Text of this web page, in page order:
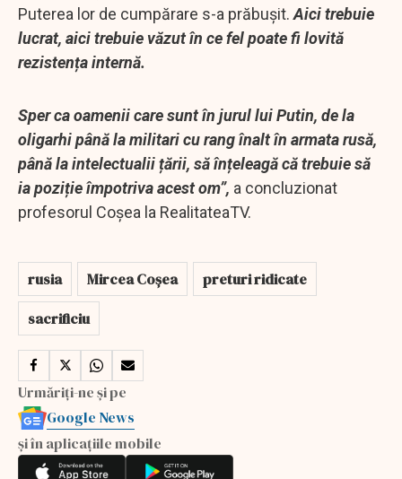
Puterea lor de cumpărare s-a prăbușit.Aici trebuie
lucrat, aici trebuie văzut în ce fel poate fi lovită
rezistența internă.
Sper ca oamenii care sunt în jurul lui Putin, de la
oligarhi până la militari cu rang înalt în armata rusă,
până la intelectualii țării, să înțeleagă că trebuie să
ia poziție împotriva acest om”, a concluzionat
profesorul Coșea la RealitateaTV.
rusia Mircea Coșea
preturi ridicate
sacrificiu
Urmăriți-ne și pe
Google News
și în aplicațiile mobile